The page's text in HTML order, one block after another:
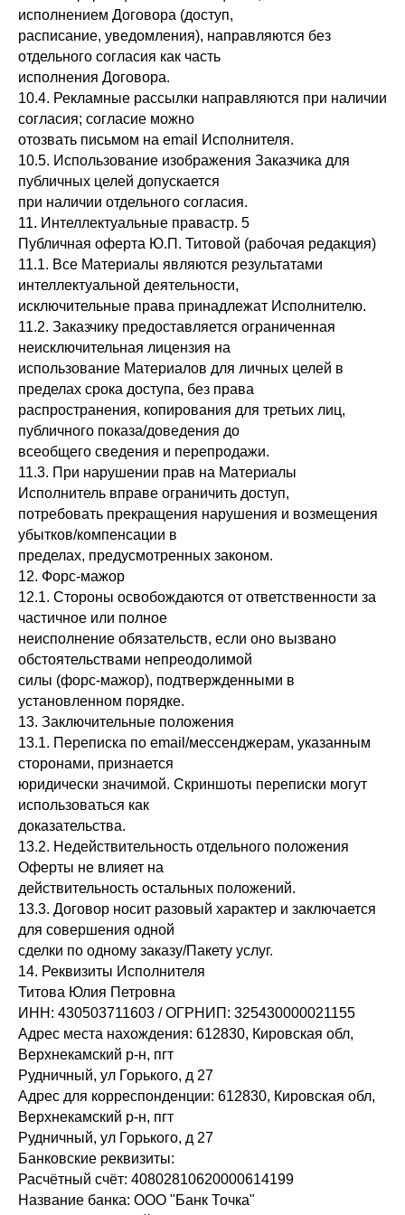
исполнением Договора (доступ,
расписание, уведомления), направляются без
отдельного согласия как часть
исполнения Договора.
10.4. Рекламные рассылки направляются при наличии
согласия; согласие можно
отозвать письмом на email Исполнителя.
10.5. Использование изображения Заказчика для
публичных целей допускается
при наличии отдельного согласия.
11. Интеллектуальные правастр. 5
Публичная оферта Ю.П. Титовой (рабочая редакция)
11.1. Все Материалы являются результатами
интеллектуальной деятельности,
исключительные права принадлежат Исполнителю.
11.2. Заказчику предоставляется ограниченная
неисключительная лицензия на
использование Материалов для личных целей в
пределах срока доступа, без права
распространения, копирования для третьих лиц,
публичного показа/доведения до
всеобщего сведения и перепродажи.
11.3. При нарушении прав на Материалы
Исполнитель вправе ограничить доступ,
потребовать прекращения нарушения и возмещения
убытков/компенсации в
пределах, предусмотренных законом.
12. Форс-мажор
12.1. Стороны освобождаются от ответственности за
частичное или полное
неисполнение обязательств, если оно вызвано
обстоятельствами непреодолимой
силы (форс-мажор), подтвержденными в
установленном порядке.
13. Заключительные положения
13.1. Переписка по email/мессенджерам, указанным
сторонами, признается
юридически значимой. Скриншоты переписки могут
использоваться как
доказательства.
13.2. Недействительность отдельного положения
Оферты не влияет на
действительность остальных положений.
13.3. Договор носит разовый характер и заключается
для совершения одной
сделки по одному заказу/Пакету услуг.
14. Реквизиты Исполнителя
Титова Юлия Петровна
ИНН: 430503711603 / ОГРНИП: 325430000021155
Адрес места нахождения: 612830, Кировская обл,
Верхнекамский р-н, пгт
Рудничный, ул Горького, д 27
Адрес для корреспонденции: 612830, Кировская обл,
Верхнекамский р-н, пгт
Рудничный, ул Горького, д 27
Банковские реквизиты:
Расчётный счёт: 40802810620000614199
Название банка: ООО "Банк Точка"